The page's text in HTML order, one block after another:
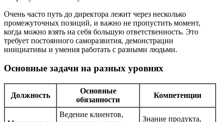
Очень часто путь до директора лежит через несколько
промежуточных позиций, и важно не пропустить момент,
когда можно взять на себя большую ответственность. Это
требует постоянного саморазвития, демонстрации
инициативы и умения работать с разными людьми.
Основные задачи на разных уровнях
Должность
Основные
обязанности
Компетенции
Ведение клиентов,
Знание продукта,